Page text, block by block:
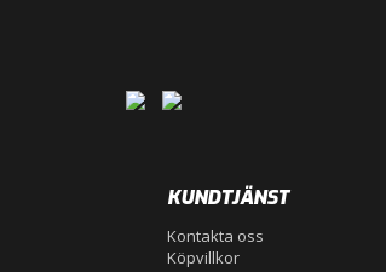
KUNDTJÄNST
Kontakta oss
Köpvillkor